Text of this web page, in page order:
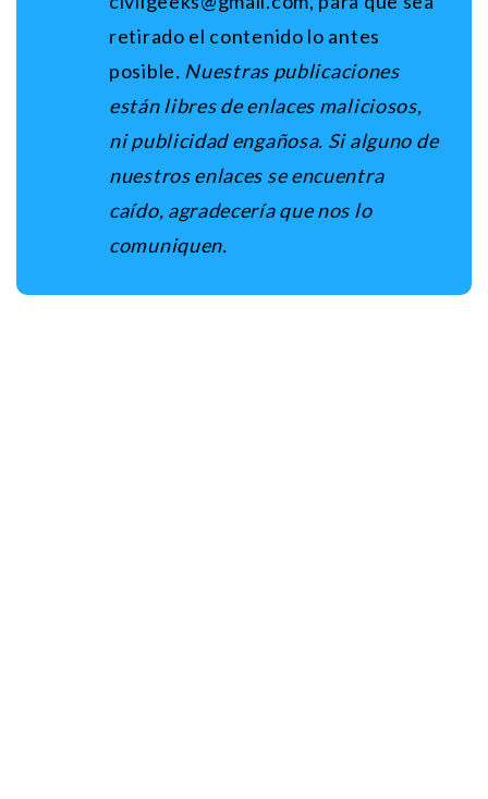
retirado el contenido lo antes
posible. Nuestras publicaciones
están libres de enlaces maliciosos,
ni publicidad engañosa. Si alguno de
nuestros enlaces se encuentra
caído, agradecería que nos lo
comuniquen.